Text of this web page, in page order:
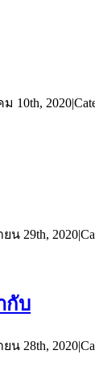
10th, 2020|
น 29th, 2020|
กับ
น 28th, 2020|